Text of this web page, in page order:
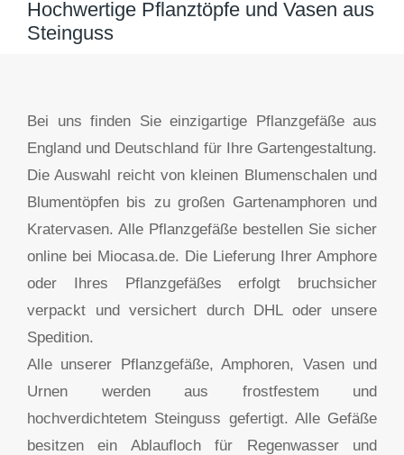
Hochwertige Pflanztöpfe und Vasen aus
Steinguss
Bei uns finden Sie einzigartige Pflanzgefäße aus
England und Deutschland für Ihre Gartengestaltung.
Die Auswahl reicht von kleinen Blumenschalen und
Blumentöpfen bis zu großen Gartenamphoren und
Kratervasen. Alle Pflanzgefäße bestellen Sie sicher
online bei Miocasa.de. Die Lieferung Ihrer Amphore
oder Ihres Pflanzgefäßes erfolgt bruchsicher
verpackt und versichert durch DHL oder unsere
Spedition.
Alle unserer Pflanzgefäße, Amphoren, Vasen und
Urnen werden aus frostfestem und
hochverdichtetem Steinguss gefertigt. Alle Gefäße
besitzen ein Ablaufloch für Regenwasser und